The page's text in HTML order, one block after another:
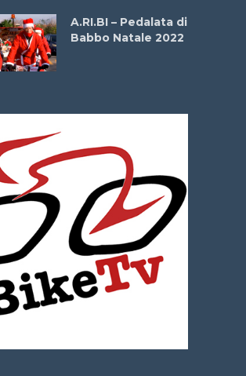
A.RI.BI – Pedalata di
Babbo Natale 2022